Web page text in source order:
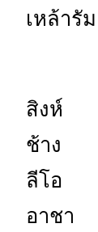
เหล้ารัม
สิงห์
ช้าง
ลีโอ
อาชา